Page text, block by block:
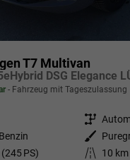
T7 Multivan
DSG Elegance
Fahrzeug mit Tageszulassung
Getriebe
Außenfarbe
PS) Kilometerstand
10 km